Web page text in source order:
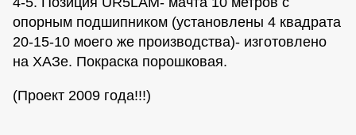
опорным подшипником (установлены 4 квадрата
20-15-10 моего же производства)- изготовлено
на ХАЗе. Покраска порошковая.
(Проект 2009 года!!!)